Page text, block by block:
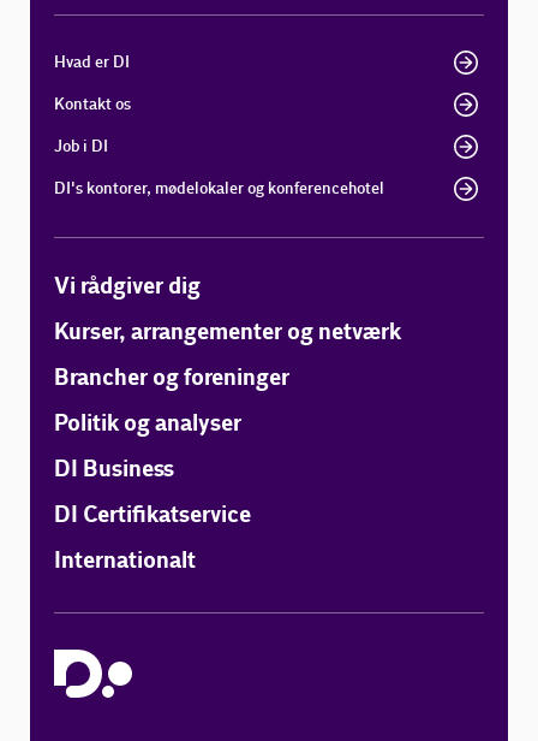
Hvad er DI
Kontakt os
Job i DI
DI's kontorer, mødelokaler og konferencehotel
Vi rådgiver dig
Kurser, arrangementer og netværk
Brancher og foreninger
Politik og analyser
DI Business
DI Certifikatservice
Internationalt